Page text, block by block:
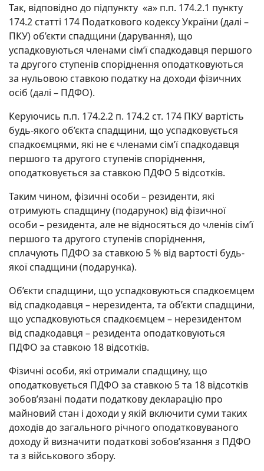
Так, відповідно до підпункту «а» п.п. 174.2.1 пункту
174.2 статті 174 Податкового кодексу України (далі –
ПКУ) об’єкти спадщини (дарування), що
успадковуються членами сім’ї спадкодавця першого
та другого ступенів споріднення оподатковуються
за нульовою ставкою податку на доходи фізичних
осіб (далі – ПДФО).
Керуючись п.п. 174.2.2 п. 174.2 ст. 174 ПКУ вартість
будь-якого об’єкта спадщини, що успадковується
спадкоємцями, які не є членами сім’ї спадкодавця
першого та другого ступенів споріднення,
оподатковується за ставкою ПДФО 5 відсотків.
Таким чином, фізичні особи – резиденти, які
отримують спадщину (подарунок) від фізичної
особи – резидента, але не відносяться до членів сім’ї
першого та другого ступенів споріднення,
сплачують ПДФО за ставкою 5 % від вартості будь-
якої спадщини (подарунка).
Об’єкти спадщини, що успадковуються спадкоємцем
від спадкодавця – нерезидента, та об’єкти спадщини,
що успадковуються спадкоємцем – нерезидентом
від спадкодавця – резидента оподатковуються
ПДФО за ставкою 18 відсотків.
Фізичні особи, які отримали спадщину, що
оподатковується ПДФО за ставкою 5 та 18 відсотків
зобов’язані подати податкову декларацію про
майновий стан і доходи у якій включити суми таких
доходів до загального річного оподатковуваного
доходу й визначити податкові зобов’язання з ПДФО
та з військового збору.